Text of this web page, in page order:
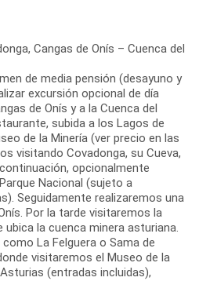
Cangas de Onís – Cuenca del
de media pensión (desayuno y
excursión opcional de día
de Onís y a la Cuenca del
subida a los Lagos de
de la Minería (ver precio en las
visitando Covadonga, su Cueva,
opcionalmente
Nacional (sujeto a
Seguidamente realizaremos una
Por la tarde visitaremos la
ubica la cuenca minera asturiana.
La Felguera o Sama de
visitaremos el Museo de la
(entradas incluidas),